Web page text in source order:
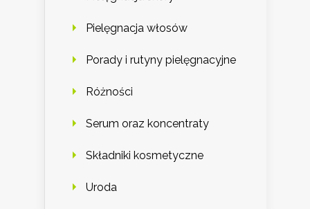
Pielęgnacja włosów
Porady i rutyny pielęgnacyjne
Różności
Serum oraz koncentraty
Składniki kosmetyczne
Uroda